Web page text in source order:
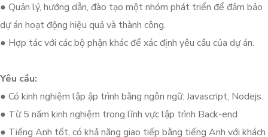
● Quản lý, hướng dẫn, đào tạo một nhóm phát triển để đảm bảo
dự án hoạt động hiệu quả và thành công.
● Hợp tác với các bộ phận khác để xác định yêu cầu của dự án.
Yêu cầu:
● Có kinh nghiệm lập ập trình bằng ngôn ngữ: Javascript, Nodejs.
● Từ 5 năm kinh nghiệm trong lĩnh vực lập trình Back-end
● Tiếng Anh tốt, có khả năng giao tiếp bằng tiếng Anh với khách